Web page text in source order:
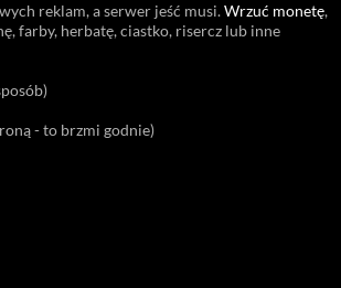
reklam, a serwer jeść musi.Wrzuć monetę,
farby, herbatę, ciastko, risercz lub inne
- to brzmi godnie)